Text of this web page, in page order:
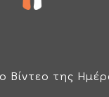
Βίντεο της